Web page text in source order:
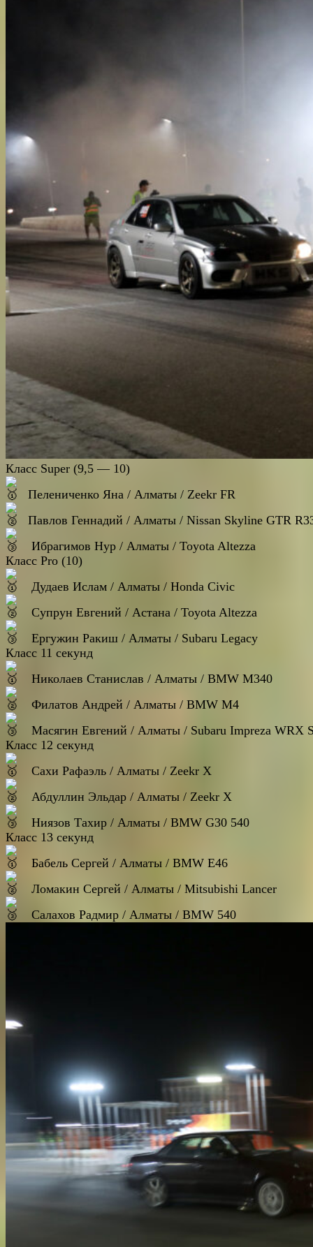
Класс Super (9,5 — 10)
Пелениченко Яна / Алматы / Zeekr FR
Павлов Геннадий / Алматы / Nissan Skyline GTR
Ибрагимов Нур / Алматы / Toyota Altezza
Класс Pro (10)
Дудаев Ислам / Алматы / Honda Civic
Супрун Евгений / Астана / Toyota Altezza
Ергужин Ракиш / Алматы / Subaru Legacy
Класс 11 секунд
Николаев Станислав / Алматы / BMW M340
Филатов Андрей / Алматы / BMW M4
Масягин Евгений / Алматы / Subaru Impreza WRX
Класс 12 секунд
Сахи Рафаэль / Алматы / Zeekr X
Абдуллин Эльдар / Алматы / Zeekr X
Ниязов Тахир / Алматы / BMW G30 540
Класс 13 секунд
Бабель Сергей / Алматы / BMW E46
Ломакин Сергей / Алматы / Mitsubishi Lancer
Салахов Радмир / Алматы / BMW 540